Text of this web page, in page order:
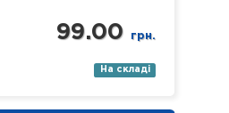
99.00 грн.
На складі